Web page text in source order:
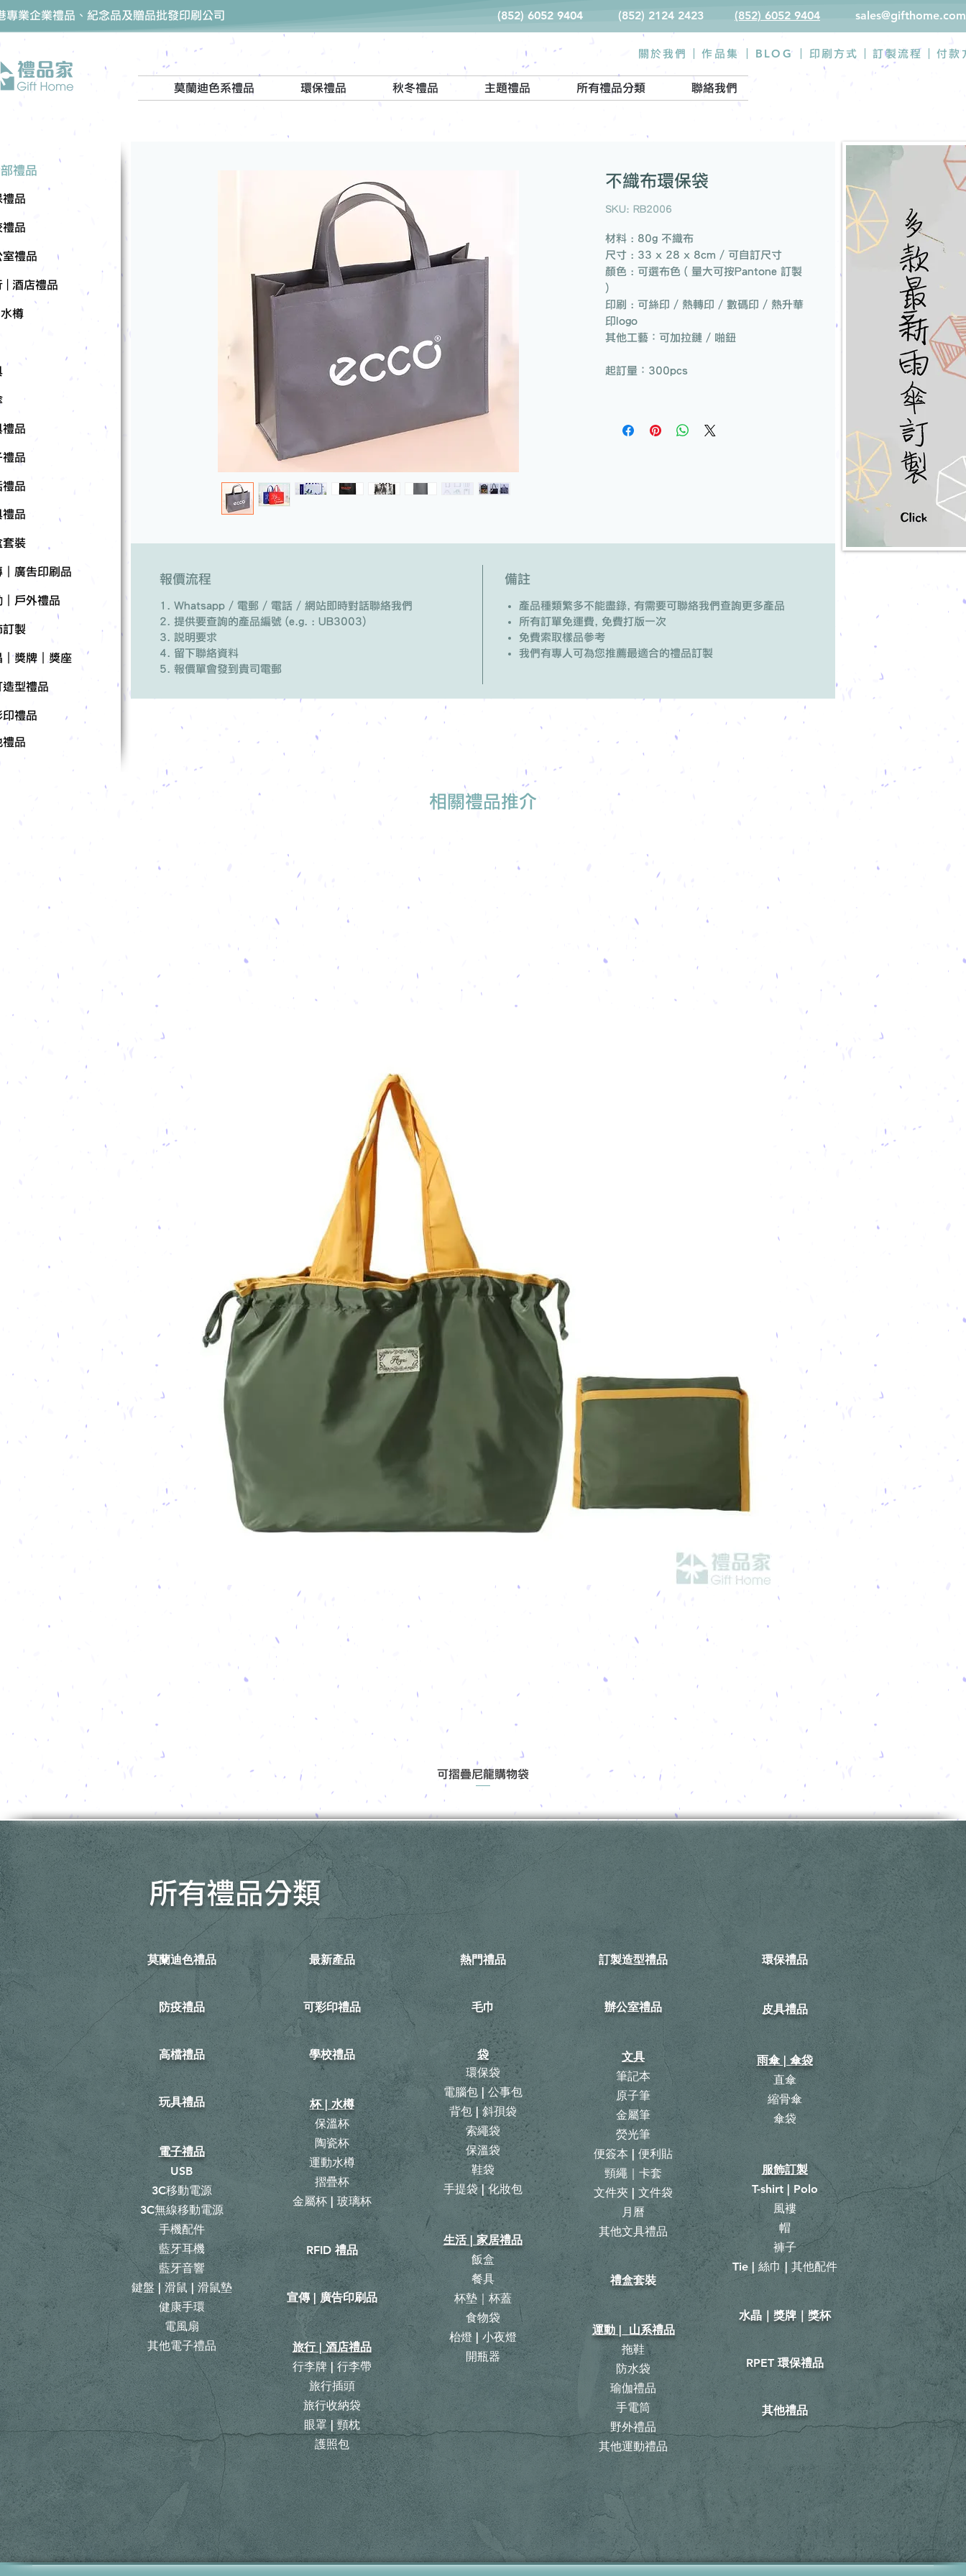
專業企業禮品、紀念品及贈品批發印刷公司 (852) 6052 9404 (852) 2124 2423 (852) 6052 9404
關於我們 | 作品集 BLOG 印刷方式 |訂製流程 付款
莫蘭迪色系禮品 環保禮品 秋冬禮品 主題禮品 所有禮品分類 聯絡我們
禮品
禮品
禮品
室禮品
| 酒店禮品
樽
禮品
禮品
禮品
禮品
套裝
｜廣告印刷品
｜戶外禮品
訂製
｜獎牌｜獎座
造型禮品
禮品
印禮品
不織布環保袋
SKU: RB2006
材料 : 80g 不織布
尺寸 : 33 x 28 x 8cm / 可自訂尺寸
顏色 : 可選布色 ( 量大可按Pantone 訂製
)
印刷 : 可絲印 / 熱轉印 / 數碼印 / 熱升華
印logo
其他工藝：可加拉鏈 / 啪鈕
起訂量：300pcs
報價流程
Whatsapp / 電郵 / 電話 / 網站即時對話聯絡我們
提供要查詢的產品編號 (e.g. : UB3003)
說明要求
留下聯絡資料
報價單會發到貴司電郵
備註
產品種類繁多不能盡錄, 有需要可聯絡我們查詢更多產品
所有訂單免運費, 免費打版一次
免費索取樣品參考
我們有專人可為您推薦最適合的禮品訂製
相關禮品推介
可摺疊尼龍購物袋
所有禮品分類
最新產品
​可彩印禮品
學校禮品
杯 | 水樽
保溫杯
陶瓷杯
運動水樽
摺疊杯
金屬杯 | 玻璃杯
RFID 禮品
宣傳 | 廣告印刷品
旅行 | 酒店禮品
行李牌 | 行李帶
旅行插頭
​旅行收納袋
眼罩 | 頸枕
護照包
莫蘭迪色禮品
防疫禮品
高檔禮品
玩具禮品
電子禮品
USB
3C移動電源
3C無線移動電源
手機配件
藍牙耳機
藍牙音響
鍵盤 | 滑鼠 | 滑鼠墊
健康手環
電風扇
其他電子禮品
熱門禮品
毛巾
袋
環保袋
電腦包 | 公事包
背包|斜孭袋
​索繩袋
保溫袋
鞋袋
手提袋 | 化妝包
生活 | 家居禮品
飯盒
餐具
杯墊｜杯蓋
食物袋
枱燈 | 小夜燈
開瓶器
訂製造型禮品
​辦公室禮品
文具
筆記本
原子筆
金屬筆
熒光筆
便簽本 | 便利貼
頸繩｜卡套
文件夾 | 文件袋
月曆
​其他文具禮品
禮盒套裝
運動 | 山系禮品
拖鞋
防水袋
瑜伽禮品
手電筒
野外禮品
其他運動禮品
環保禮品
皮具禮品
雨傘 | 傘袋
直傘
縮骨傘
​傘袋
服飾訂製
T-shirt | Polo
風褸
帽
褲子
Tie | 絲巾 | 其他配件
​水晶｜獎牌｜獎杯
RPET 環保禮品
其他禮品